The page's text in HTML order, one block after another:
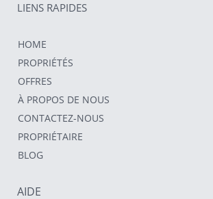
LIENS RAPIDES
HOME
PROPRIÉTÉS
OFFRES
À PROPOS DE NOUS
CONTACTEZ-NOUS
PROPRIÉTAIRE
BLOG
AIDE